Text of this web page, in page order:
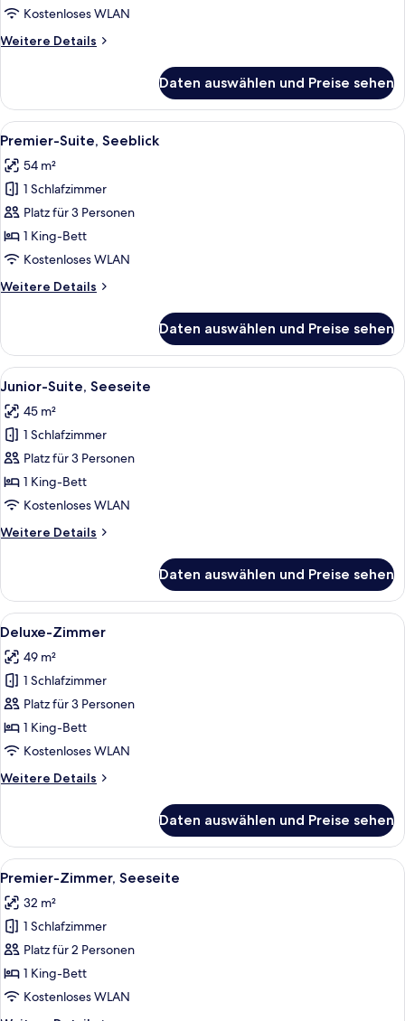
Kostenloses WLAN
Weitere Details
Weitere
Zimmer
Daten auswählen und Preise sehen
Alle
Fotos
für
Premier-
Suite,
Seeblick
anzeigen
Ein gemütliches Zimmer mit
5
Premier-Suite, Seeblick
54 m²
1 Schlafzimmer
Platz für 3 Personen
1 King-Bett
Kostenloses WLAN
Weitere Details
Weitere
Suite,
Seeblick
Daten auswählen und Preise sehen
Alle
Fotos
für
Junior-
Suite,
Seeseite
anzeigen
Ein Hotelzimmer mit einem großen
5
Junior-Suite, Seeseite
45 m²
1 Schlafzimmer
Platz für 3 Personen
1 King-Bett
Kostenloses WLAN
Weitere Details
Weitere
Suite,
Seeseite
Daten auswählen und Preise sehen
Alle
Fotos
für
Deluxe-
Zimmer
anzeigen
Ein Hotelzimmer mit einem großen
5
Deluxe-Zimmer
49 m²
1 Schlafzimmer
Platz für 3 Personen
1 King-Bett
Kostenloses WLAN
Weitere Details
Weitere
Zimmer
Daten auswählen und Preise sehen
Alle
Fotos
für
Premier-
Zimmer,
Seeseite
anzeigen
Ein Hotelzimmer mit einem großen
5
Premier-Zimmer, Seeseite
32 m²
1 Schlafzimmer
Platz für 2 Personen
1 King-Bett
Kostenloses WLAN